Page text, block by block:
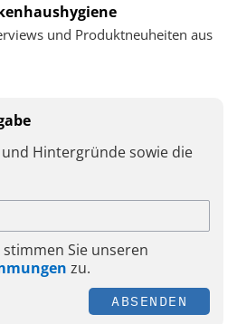
und Produktneuheiten aus
Hintergründe sowie die
Sie unseren
zu.
ABSENDEN